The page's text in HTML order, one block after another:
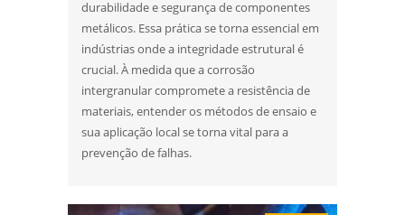
análise do tipo de quebra
ensaio de corrosão
ensaio de corrosão acelerada
ensaio de corrosão acelerada em sp
durabilidade e segurança de componentes
metálicos. Essa prática se torna essencial em
indústrias onde a integridade estrutural é
crucial. À medida que a corrosão
intergranular compromete a resistência de
materiais, entender os métodos de ensaio e
sua aplicação local se torna vital para a
prevenção de falhas.